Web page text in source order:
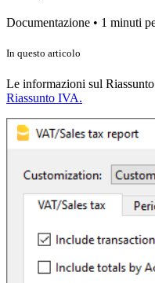
Documentazione • 1 minuti
In questo articolo
Le informazioni sul
Riassunto IVA.